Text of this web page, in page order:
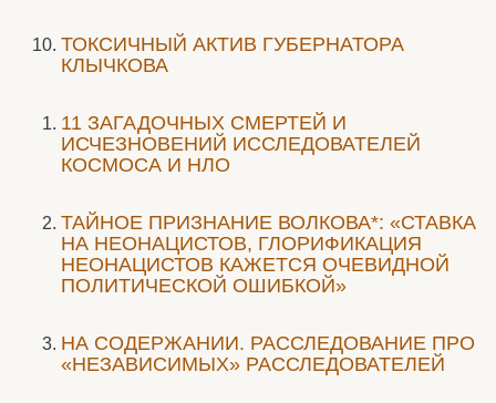
ТОКСИЧНЫЙ АКТИВ ГУБЕРНАТОРА
КЛЫЧКОВА
11 ЗАГАДОЧНЫХ СМЕРТЕЙ И
ИСЧЕЗНОВЕНИЙ ИССЛЕДОВАТЕЛЕЙ
КОСМОСА И НЛО
ТАЙНОЕ ПРИЗНАНИЕ ВОЛКОВА*: «СТАВКА
НА НЕОНАЦИСТОВ, ГЛОРИФИКАЦИЯ
НЕОНАЦИСТОВ КАЖЕТСЯ ОЧЕВИДНОЙ
ПОЛИТИЧЕСКОЙ ОШИБКОЙ»
НА СОДЕРЖАНИИ. РАССЛЕДОВАНИЕ ПРО
«НЕЗАВИСИМЫХ» РАССЛЕДОВАТЕЛЕЙ